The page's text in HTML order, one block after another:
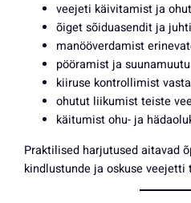
veejeti käivitamist ja
õiget sõiduasendit ja
manööverdamist
pööramist ja
kiiruse kontrollimist
ohutut liikumist teiste
käitumist ohu- ja
Praktilised harjutused aitavad
kindlustunde ja oskuse